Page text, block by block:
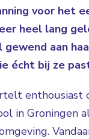
voor het
heel lang
gewend aan
écht bij ze
enthousiast
in Groningen